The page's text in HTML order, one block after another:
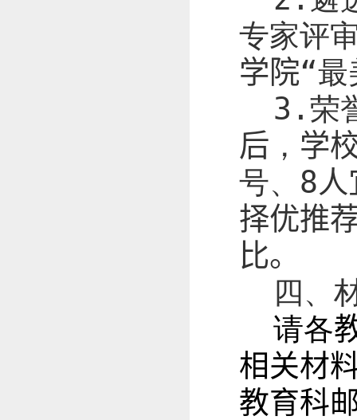
专家评
学院“
3. 荣
后 ， 学
号、 8人
择优推
比。
四、
请各
相关材
教育科